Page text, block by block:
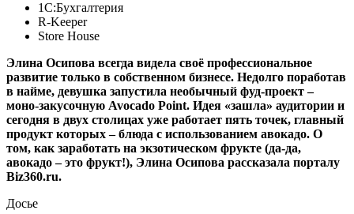
1С:Бухгалтерия
R-Keeper
Store House
Элина Осипова всегда видела своё профессиональное
развитие только в собственном бизнесе. Недолго поработав
в найме, девушка запустила необычный фуд-проект –
моно-закусочную Avocado Point. Идея «зашла» аудитории и
сегодня в двух столицах уже работает пять точек, главный
продукт которых – блюда с использованием авокадо. О
том, как заработать на экзотическом фрукте (да-да,
авокадо – это фрукт!), Элина Осипова рассказала порталу
Biz360.ru.
Досье